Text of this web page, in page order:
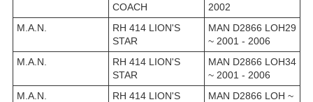
COACH
2002
M.A.N.
RH 414 LION'S
STAR
MAN D2866 LOH29
~ 2001 - 2006
M.A.N.
RH 414 LION'S
STAR
MAN D2866 LOH34
~ 2001 - 2006
M.A.N.
RH 414 LION'S
MAN D2866 LOH ~